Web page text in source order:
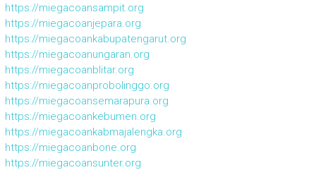
https://miegacoansampit.org
https://miegacoanjepara.org
https://miegacoankabupatengarut.org
https://miegacoanungaran.org
https://miegacoanblitar.org
https://miegacoanprobolinggo.org
https://miegacoansemarapura.org
https://miegacoankebumen.org
https://miegacoankabmajalengka.org
https://miegacoanbone.org
https://miegacoansunter.org